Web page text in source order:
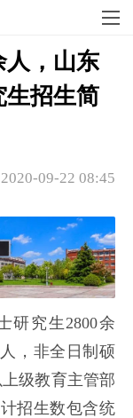
人，山东
生招生简
2020-09-22 08:45
研究生2800余
，非全日制硕
级教育主管部
招生数包含统